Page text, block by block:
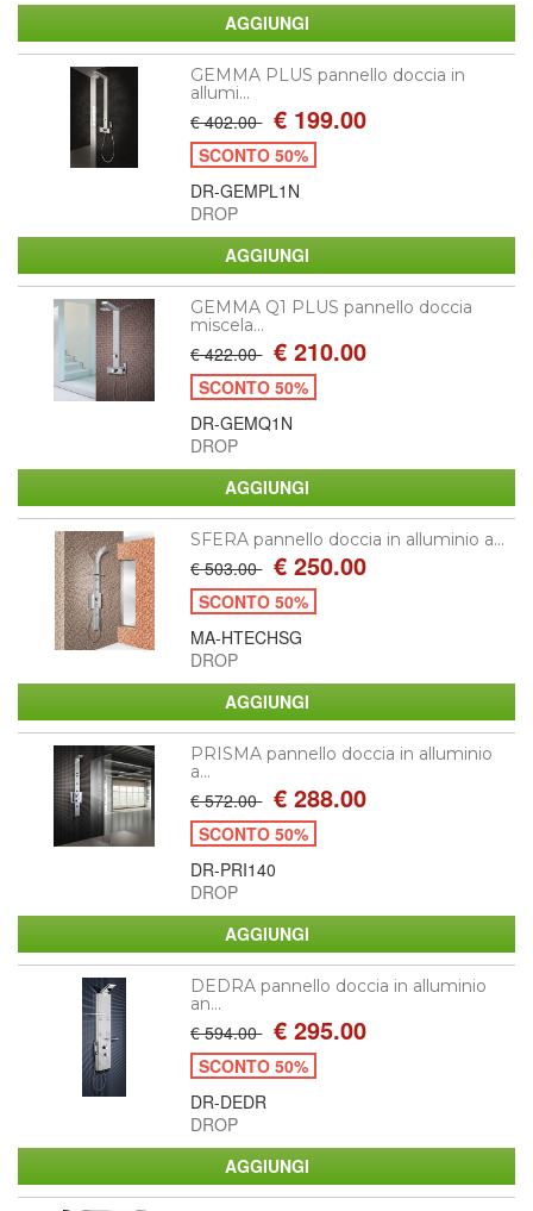
GEMMA PLUS pannello doccia in
allumi...
€ 402.00 € 199.00
SCONTO 50%
DR-GEMPL1N
DROP
GEMMA Q1 PLUS pannello doccia
miscela...
€ 422.00 € 210.00
SCONTO 50%
DR-GEMQ1N
DROP
SFERA pannello doccia in alluminio a...
€ 503.00 € 250.00
SCONTO 50%
MA-HTECHSG
DROP
PRISMA pannello doccia in alluminio
a...
€ 572.00 € 288.00
SCONTO 50%
DR-PRI140
DROP
DEDRA pannello doccia in alluminio
an...
€ 594.00 € 295.00
SCONTO 50%
DR-DEDR
DROP